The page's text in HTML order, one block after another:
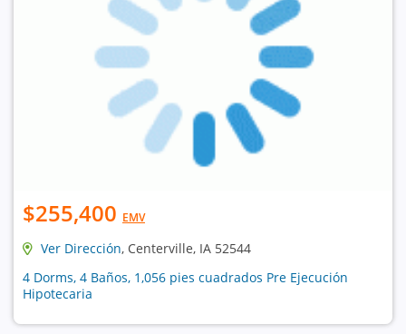
$255,400 EMV
Ver Dirección, Centerville, IA 52544
4 Dorms, 4 Baños, 1,056 pies cuadrados Pre Ejecución
Hipotecaria